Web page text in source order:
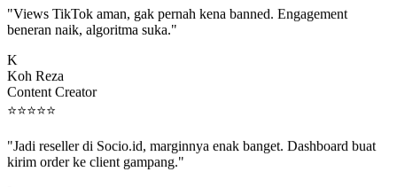
beneran naik, algoritma suka."
Koh Reza
Content Creator
⭐⭐⭐⭐⭐
kirim order ke client gampang."